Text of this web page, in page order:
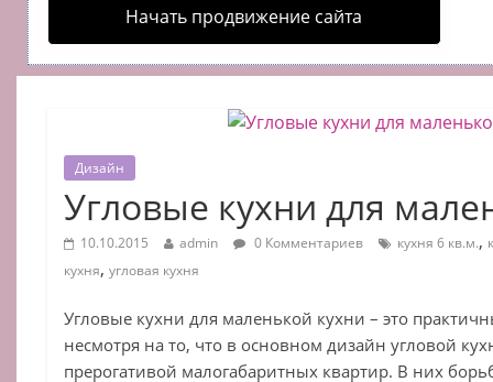
Начать продвижение сайта
Дизайн
Угловые кухни для
10.10.2015 admin 0 Комментариев кухня 6 кв.м.,
кухня,угловая кухня
Угловые кухни для маленькой кухни – это
несмотря на то, что в основном дизайн угловой
прерогативой малогабаритных квартир. В них